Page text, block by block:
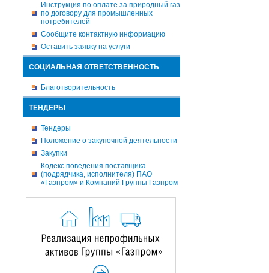
Инструкция по оплате за природный газ
по договору для промышленных
потребителей
Сообщите контактную информацию
Оставить заявку на услуги
СОЦИАЛЬНАЯ ОТВЕТСТВЕННОСТЬ
Благотворительность
ТЕНДЕРЫ
Тендеры
Положение о закупочной деятельности
Закупки
Кодекс поведения поставщика
(подрядчика, исполнителя) ПАО
«Газпром» и Компаний Группы Газпром